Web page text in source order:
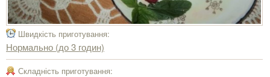
Швидкість приготування:
Нормально (до 3 годин)
Складність приготування: